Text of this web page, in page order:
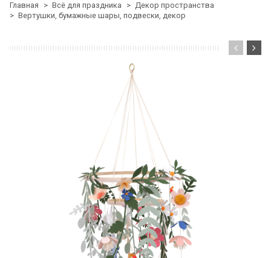
Главная Всё для праздника
Декор пространства
Вертушки, бумажные шары, подвески, декор